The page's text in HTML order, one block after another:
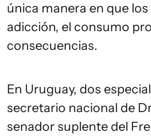
única manera en que
adicción, el consumo
consecuencias.
En Uruguay, dos
secretario nacional de
senador suplente del